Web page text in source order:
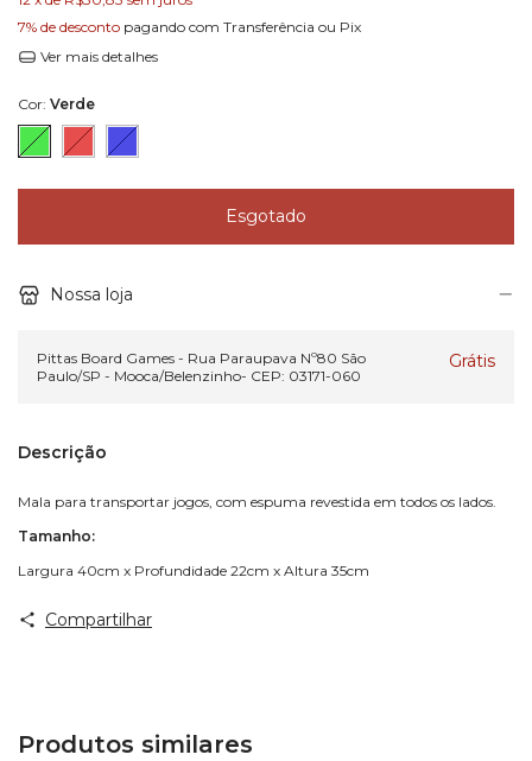
7% de desconto pagando com Transferência ou Pix
Ver mais detalhes
Cor: Verde
Nossa loja
Pittas Board Games - Rua Paraupava Nº80 São
Paulo/SP - Mooca/Belenzinho- CEP: 03171-060
Grátis
Descrição
Mala para transportar jogos, com espuma revestida em todos os lados.
Tamanho:
Largura 40cm x Profundidade 22cm x Altura 35cm
Compartilhar
Produtos similares